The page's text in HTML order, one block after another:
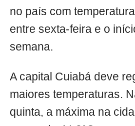
no país com
entre sexta-feira e o
semana.
A capital Cuiabá deve
maiores temperaturas.
quinta, a máxima na